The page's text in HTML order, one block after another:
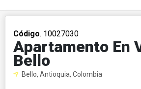
Código. 10027030
Apartamento En
Bello
Bello, Antioquia, Colombia